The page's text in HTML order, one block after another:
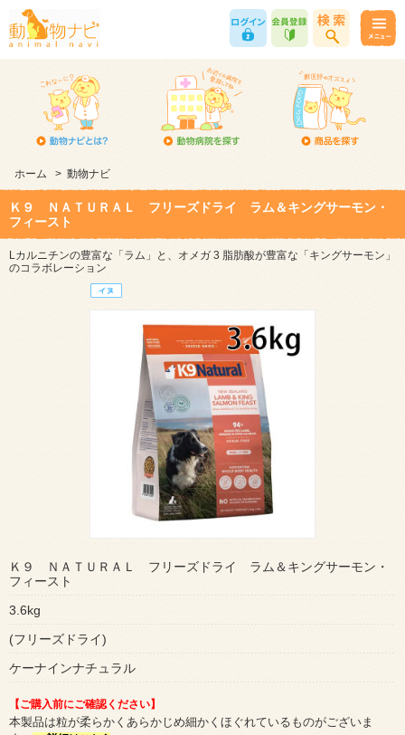
ホーム > 動物ナビ
Ｋ９ ＮＡＴＵＲＡＬ フリーズドライ ラム＆キングサーモン・
フィースト
Lカルニチンの豊富な「ラム」と、オメガ 3 脂肪酸が豊富な「キングサーモン」
のコラボレーション
Ｋ９ ＮＡＴＵＲＡＬ フリーズドライ ラム＆キングサーモン・
フィースト
3.6kg
(フリーズドライ)
ケーナインナチュラル
【ご購入前にご確認ください】
本製品は粒が柔らかくあらかじめ細かくほぐれているものがございま